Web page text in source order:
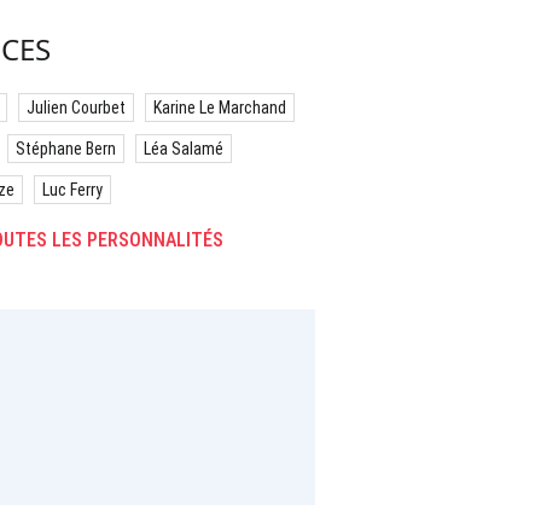
Julien Courbet Karine Le Marchand
Stéphane Bern Léa Salamé
Luc Ferry
LES PERSONNALITÉS